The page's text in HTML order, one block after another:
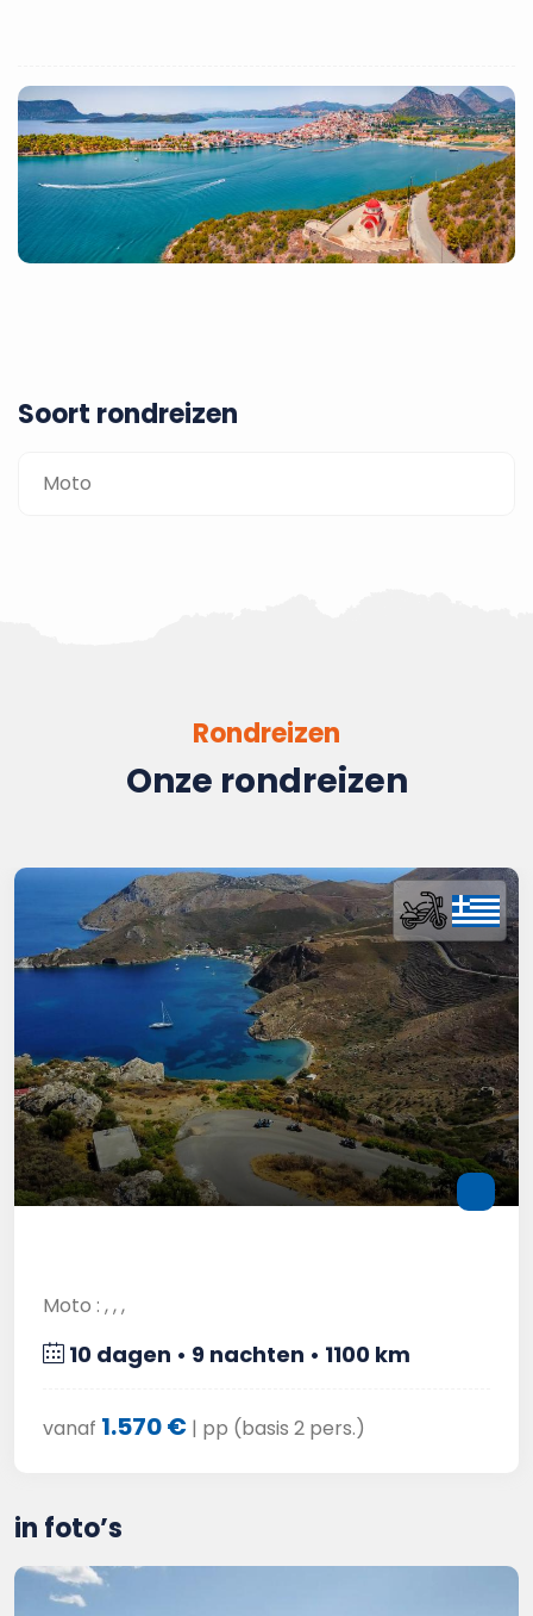
Soort rondreizen
Moto
Rondreizen
Onze rondreizen
Moto : , , ,
10 dagen • 9 nachten • 1100 km
vanaf 1.570 € | pp (basis 2 pers.)
in foto’s